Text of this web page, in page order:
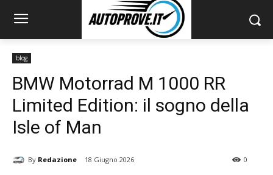
blog
BMW Motorrad M 1000 RR
Limited Edition: il sogno della
Isle of Man
By Redazione 18 Giugno 2026 0